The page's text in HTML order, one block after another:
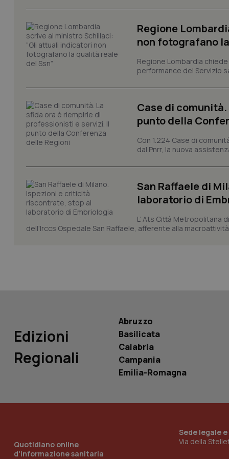
Regione
non fotografano
Regione Lombardia
performance del Servizio
Case di
punto della
Con 1.224 Case di
dal Pnrr, la nuova
San Raffaele di
laboratorio di
L’ Ats Città Metropolitana
dell'Irccs Ospedale San Raffaele, afferente alla
Edizioni
Regionali
Abruzzo
Basilicata
Calabria
Campania
Emilia-Romagna
Quotidiano online
d'informazione sanitaria
Sede legale
Via della
_ga
Nome
Nome